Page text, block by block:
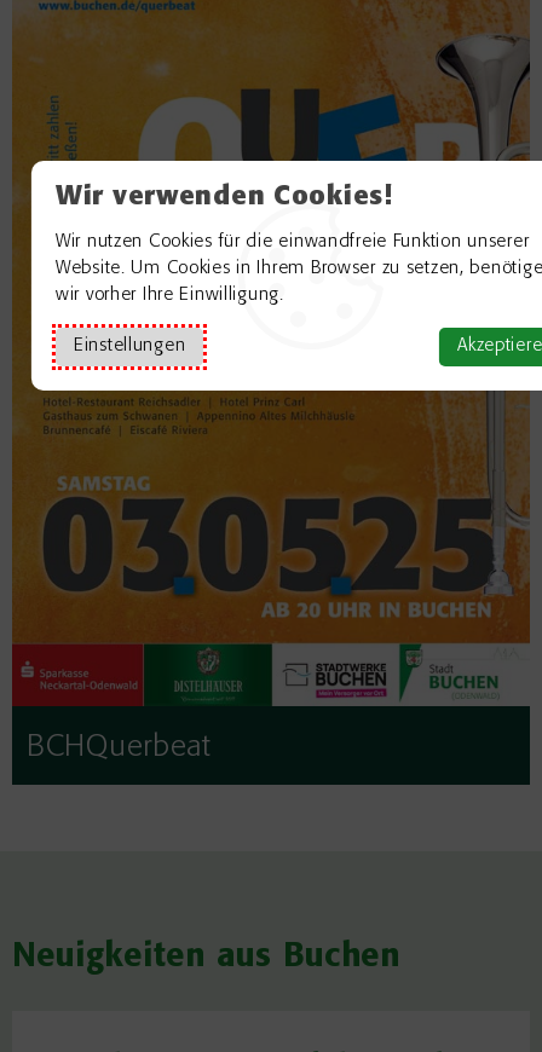
Wir verwenden Cookies!
Wir nutzen Cookies für die einwandfreie Funktion unserer
Website. Um Cookies in Ihrem Browser zu setzen,
wir vorher Ihre Einwilligung.
Einstellungen
BCHQuerbeat
Neuigkeiten aus Buchen